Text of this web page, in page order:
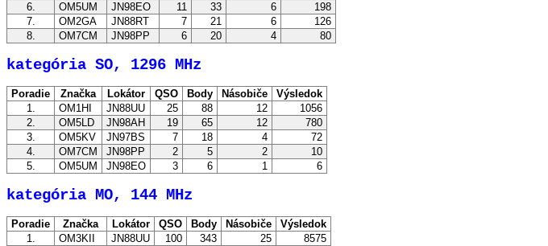
6.
OM5UM JN98EO 11 33 6
198
7.
OM2GA JN88RT 7 21 6
126
8.
OM7CM JN98PP 6 20 4 80
kategória SO, 1296 MHz
Poradie Značka Lokátor QSO Body Násobiče
Výsledok
1.
OM1HI JN88UU 25 88 12
1056
2.
OM5LD JN98AH 19 65 12
780
3.
OM5KV JN97BS 7 18 4
72
4.
OM7CM JN98PP 2 5 2
10
5.
OM5UM JN98EO 3 6 1 6
kategória MO, 144 MHz
Poradie Značka Lokátor QSO Body Násobiče
Výsledok
1.
OM3KII JN88UU 100 343 25 8575